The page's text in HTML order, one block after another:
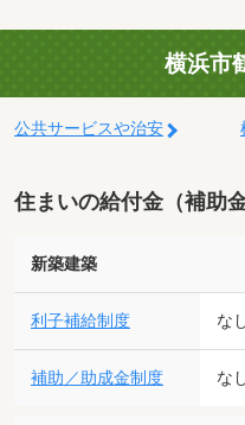
横浜市
公共サービスや治安
住まいの給付金（補助
新築建築
利子補給制度 な
補助／助成金制度 な